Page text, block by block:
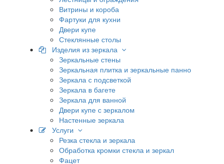
Витрины и короба
Фартуки для кухни
Двери купе
Стеклянные столы
Изделия из зеркала
Зеркальные стены
Зеркальная плитка и зеркальные панно
Зеркала с подсветкой
Зеркала в багете
Зеркала для ванной
Двери купе с зеркалом
Настенные зеркала
Услуги
Резка стекла и зеркала
Обработка кромки стекла и зеркал
Фацет